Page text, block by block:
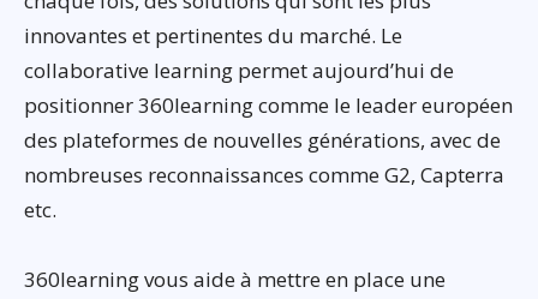
innovantes et pertinentes du marché. Le
collaborative learning permet aujourd’hui de
positionner 360learning comme le leader européen
des plateformes de nouvelles générations, avec de
nombreuses reconnaissances comme G2, Capterra
etc.
360learning vous aide à mettre en place une